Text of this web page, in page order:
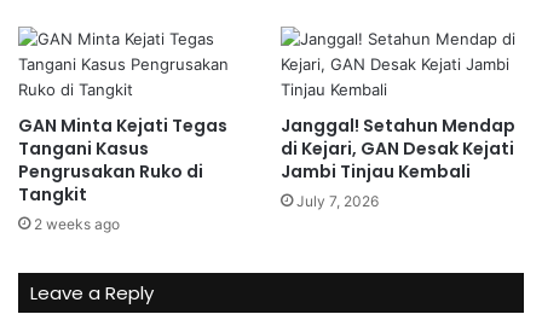
GAN Minta Kejati Tegas
Tangani Kasus
Pengrusakan Ruko di
Tangkit
2 weeks ago
Janggal! Setahun Mendap
di Kejari, GAN Desak Kejati
Jambi Tinjau Kembali
July 7, 2026
Leave a Reply